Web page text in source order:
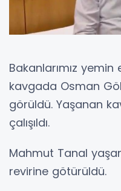
Bakanlarımız
kavgada Osman
görüldü. Yaşanan
çalışıldı.
Mahmut Tanal
revirine götürüldü.